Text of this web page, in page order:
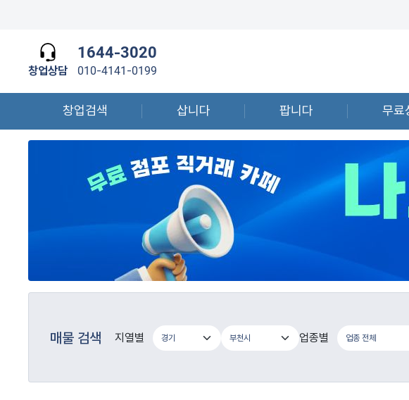
창업상담
1644-3020
010-4141-0199
창업검색 삽니다 팝니다 무료
매물 검색 지열별 업종별